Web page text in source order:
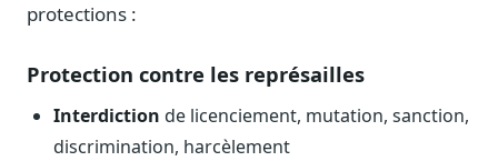
protections :
Protection contre les représailles
Interdiction de licenciement, mutation, sanction,
discrimination, harcèlement